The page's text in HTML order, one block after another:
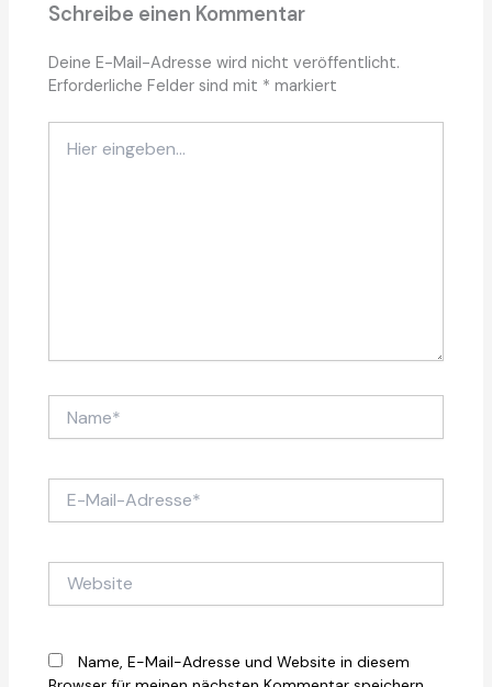
Schreibe einen Kommentar
Deine E-Mail-Adresse wird nicht veröffentlicht.
Erforderliche Felder sind mit * markiert
eingeben…
Mail-
Name, E-Mail-Adresse und Website in diesem